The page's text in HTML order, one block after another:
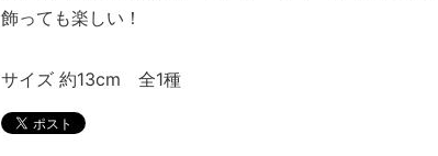
飾っても楽しい！
サイズ 約13cm 全1種